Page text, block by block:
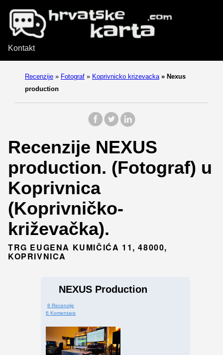
Kontakt
Recenzije » Fotograf » Koprivnicko krizevacka » Nexus
production
Recenzije NEXUS
production. (Fotograf) u
Koprivnica
(Koprivničko-
križevačka).
TRG EUGENA KUMIČIĆA 11, 48000,
KOPRIVNICA
NEXUS Production
8 Recenzije
6 Komentara